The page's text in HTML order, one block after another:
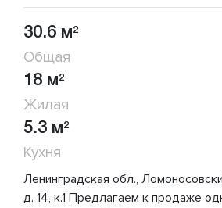
30.6 м2
Общая
18 м2
Жилая
5.3 м2
Кухня
Ленинградская обл.,
д. 14, к.1 Предлагаем к продаже